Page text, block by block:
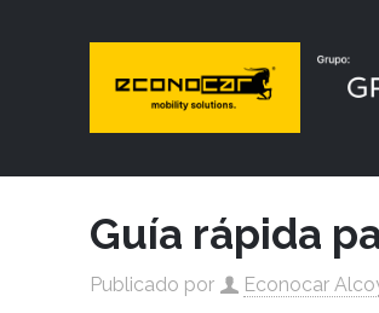
Guía rápida
Publicado por Econocar